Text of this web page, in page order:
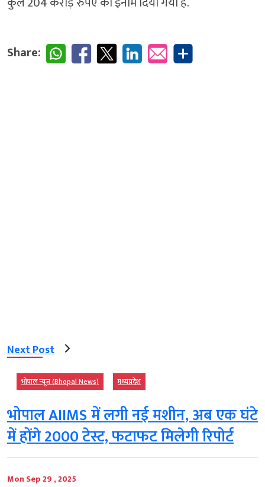
Share:
Next Post
भोपाल न्यूज़ (Bhopal News) मध्‍यप्रदेश
भोपाल AIIMS में लगी नई मशीन, अब एक घंटे
में होंगे 2000 टेस्ट, फटाफट मिलेगी रिपोर्ट
Mon Sep 29 , 2025